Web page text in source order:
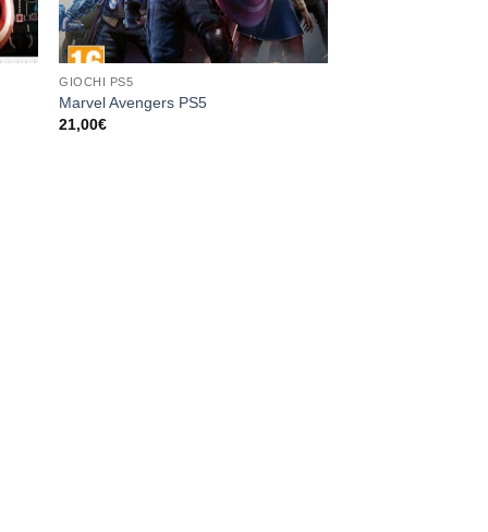
GIOCHI PS5
Marvel Avengers PS5
21,00€